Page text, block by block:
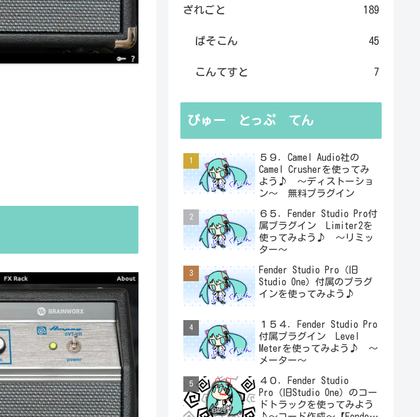
ざれごと 189
ぱそこん 45
こんてすと 7
びゅー とっぷ てん
５９．Camel Audio社の
Camel Crusherを使ってみ
よう♪ ～ディストーショ
ン～ 無料プラグイン
６５．Fender Studio Pro付
属プラグイン Limiter2を
使ってみよう♪ ～リミッ
ター～
Fender Studio Pro（旧
Studio One）付属のプラグ
インを使ってみよう♪
１５４．Fender Studio Pro
付属プラグイン Level
Meterを使ってみよう♪ ～
メーター～
４０．Fender Studio
Pro（旧Studio One）のコー
ドトラックを使ってみよう